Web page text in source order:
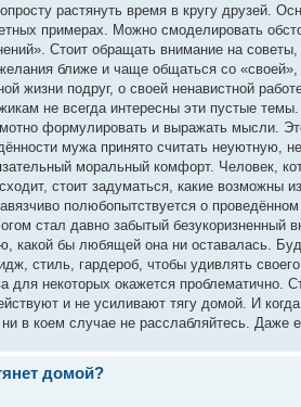
растянуть время в кругу друзей.
примерах. Можно смоделировать
Стоит обращать внимание на
ближе и чаще общаться со
жизни подруг, о своей ненавистной
не всегда интересны эти пустые
формулировать и выражать мысли.
мужа принято считать неуютную,
моральный комфорт. Человек,
стоит задуматься, какие возможны
полюбопытствуется о
стал давно забытый безукоризненный
какой бы любящей она ни оставалась.
стиль, гардероб, чтобы удивлять своего
для некоторых окажется проблематично.
и не усиливают тягу домой. И
в коем случае не расслабляйтесь.
домой?